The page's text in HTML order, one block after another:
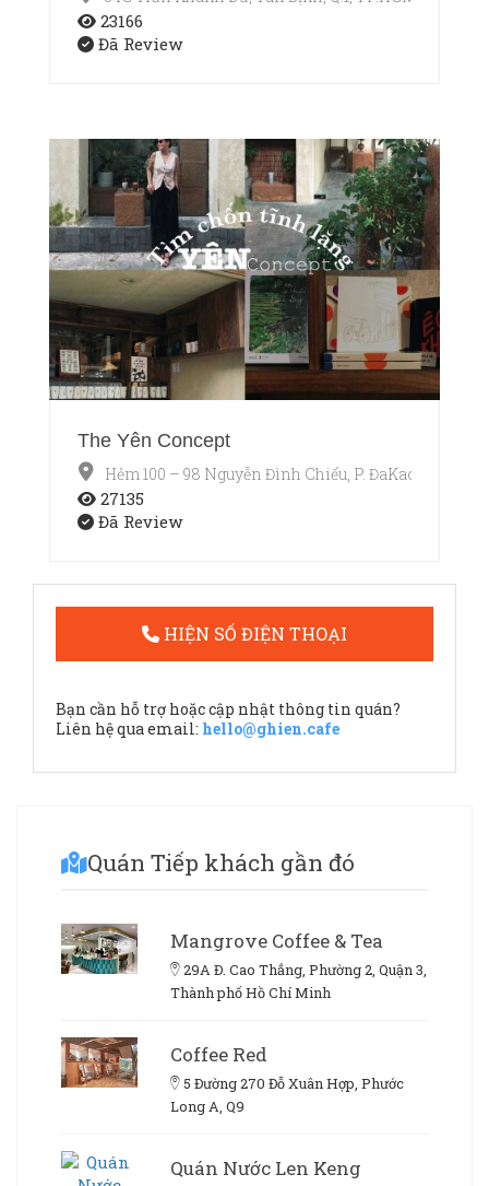
23166
Đã Review
The Yên Concept
Hẻm 100 – 98 Nguyễn Đình Chiểu, P. ĐaKao, Quận 1,
27135
Đã Review
HIỆN SỐ ĐIỆN THOẠI
Bạn cần hỗ trợ hoặc cập nhật thông tin quán?
Liên hệ qua email: hello@ghien.cafe
Quán Tiếp khách gần đó
Mangrove Coffee & Tea
29A Đ. Cao Thắng, Phường 2, Quận 3,
Thành phố Hồ Chí Minh
Coffee Red
5 Đường 270 Đỗ Xuân Hợp, Phước
Long A, Q9
Quán Nước Len Keng